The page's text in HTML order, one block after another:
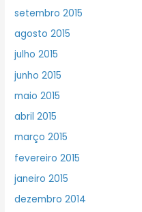
setembro 2015
agosto 2015
julho 2015
junho 2015
maio 2015
abril 2015
março 2015
fevereiro 2015
janeiro 2015
dezembro 2014